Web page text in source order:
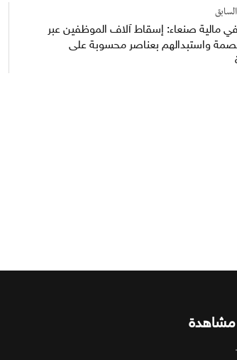
مالية صنعاء: إسقاط آلاف الموظفين عبر
واستبدالهم بعناصر محسوبة على
مشاهدة